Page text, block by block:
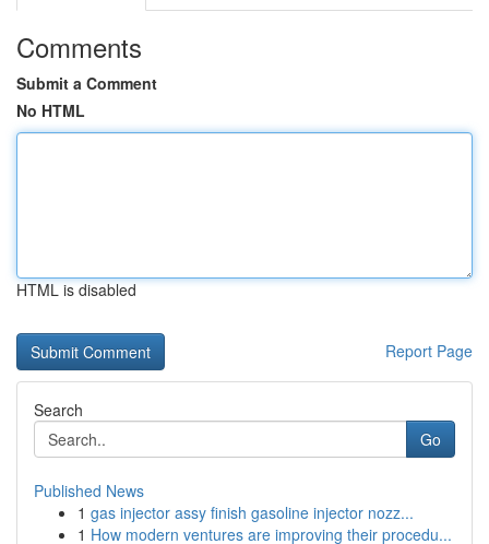
Comments
Submit a Comment
No HTML
HTML is disabled
Report Page
Search
Go
Published News
1 gas injector assy finish gasoline injector nozz...
1 How modern ventures are improving their procedu...